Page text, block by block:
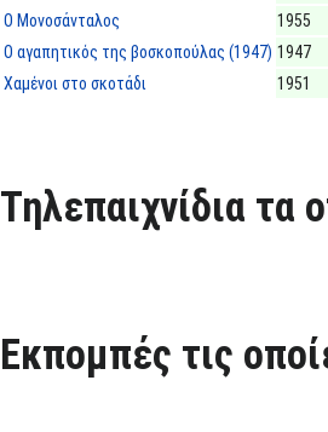
Ο Μονοσάνταλος
1955
Ο αγαπητικός της βοσκοπούλας (1947) 1947
Χαμένοι στο σκοτάδι
1951
Τηλεπαιχνίδια τα
Εκπομπές τις